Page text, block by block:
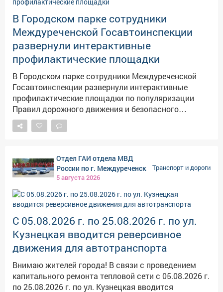
пару минут не стоит риска, которому вы
подвергаете себя и окружающих, превышая
скорость. Дорога не прощает ошибок, чтобы их
избежать, важно соблюдать Правила дорожного
движения.
В Городском парке сотрудники
Междуреченской Госавтоинспекции
развернули интерактивные
профилактические площадки
В Городском парке сотрудники Междуреченской
Госавтоинспекции развернули интерактивные
профилактические площадки по популяризации
Правил дорожного движения и безопасного
поведения на проезжей части участников
дорожного движения Данное мероприятие
свое 90-летие, со дня образования, но и локации
«Внимание, дети!», «Дети рулят!». Обучающая
историю создания Госавтоинспекции, в России,
Кузбассе и Междуреченске, познакомили с
различными подразделениями, в
Госавтоинспекции. В игровой форме была
проведена «Веселая эстафета», где через карточки-
вопросники дети выполняли задания на самокатах
и велосипедах по Правилам безопасного поведения
на дорогах и дворовых территориях. В
профилактической зоне «Водитель - пешеход» была
Отдел ГАИ отдела МВД
России по г. Междуреченск
5 августа 2026
Транспорт и дороги
С 05.08.2026 г. по 25.08.2026 г. по ул.
Кузнецкая вводится реверсивное
движения для автотранспорта
Внимаю жителей города! В связи с проведением
капитального ремонта тепловой сети с 05.08.2026 г.
по 25.08.2026 г. по ул. Кузнецкая вводится